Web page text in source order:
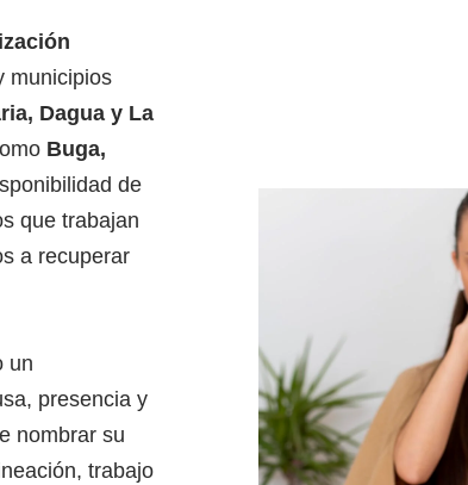
municipios
Dagua y La
Buga,
de
que trabajan
a recuperar
un
presencia y
nombrar su
trabajo